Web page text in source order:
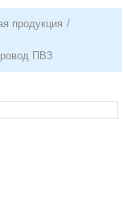
продукция /
ПВ3